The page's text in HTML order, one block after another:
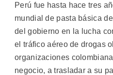
Perú fue hasta hace tres
mundial de pasta básica
del gobierno en la lucha
el tráfico aéreo de drogas
organizaciones
negocio, a trasladar a su